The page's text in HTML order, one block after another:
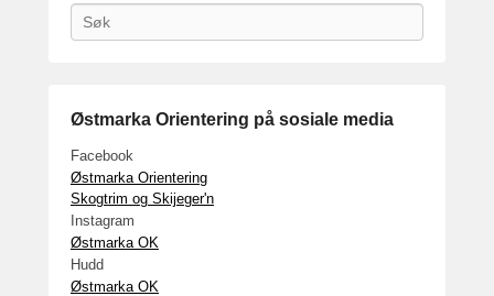
Search
Østmarka Orientering på sosiale media
Facebook
Østmarka Orientering
Skogtrim og Skijeger'n
Instagram
Østmarka OK
Hudd
Østmarka OK